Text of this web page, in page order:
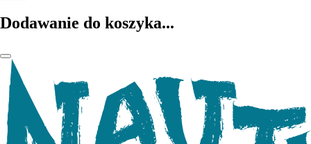
Dodawanie do koszyka...